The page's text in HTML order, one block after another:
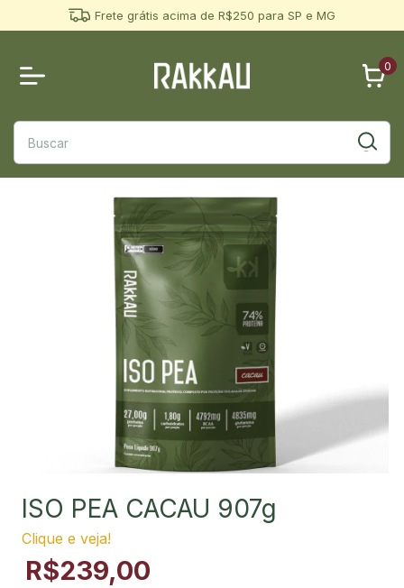
Frete grátis acima de R$250 para SP e MG
0
ISO PEA CACAU 907g
Clique e veja!
R$239,00